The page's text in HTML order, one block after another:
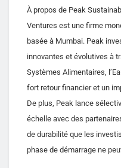
À propos de Peak
Ventures est une firme
basée à Mumbai. Peak
innovantes et évolutives à
Systèmes Alimentaires,
fort retour financier et un
De plus, Peak lance
échelle avec des
de durabilité que les
phase de démarrage ne